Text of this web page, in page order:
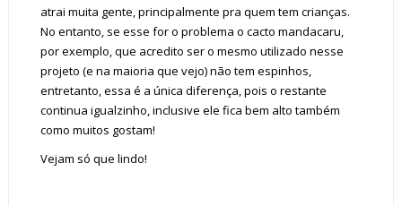
atrai muita gente, principalmente pra quem tem crianças.
No entanto, se esse for o problema o cacto mandacaru,
por exemplo, que acredito ser o mesmo utilizado nesse
projeto (e na maioria que vejo) não tem espinhos,
entretanto, essa é a única diferença, pois o restante
continua igualzinho, inclusive ele fica bem alto também
como muitos gostam!
Vejam só que lindo!